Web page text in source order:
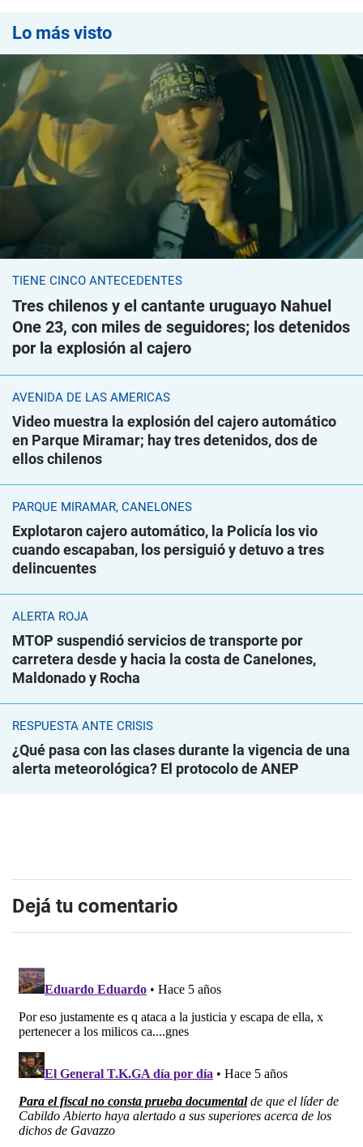
Lo más visto
TIENE CINCO ANTECEDENTES
Tres chilenos y el cantante uruguayo Nahuel
One 23, con miles de seguidores; los detenidos
por la explosión al cajero
AVENIDA DE LAS AMÉRICAS
Video muestra la explosión del cajero automático
en Parque Miramar; hay tres detenidos, dos de
ellos chilenos
PARQUE MIRAMAR, CANELONES
Explotaron cajero automático, la Policía los vio
cuando escapaban, los persiguió y detuvo a tres
delincuentes
ALERTA ROJA
MTOP suspendió servicios de transporte por
carretera desde y hacia la costa de Canelones,
Maldonado y Rocha
RESPUESTA ANTE CRISIS
¿Qué pasa con las clases durante la vigencia de una
alerta meteorológica? El protocolo de ANEP
Dejá tu comentario